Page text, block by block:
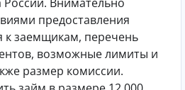
предоставления
к заемщикам, перечень
возможные лимиты и
размер комиссии.